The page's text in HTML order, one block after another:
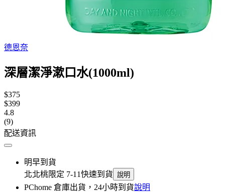
德恩奈
深層潔淨漱口水(1000ml)
$375
$399
4.8
(9)
配送資訊
明早到貨
北北桃限定 7-11快速到貨 說明
PChome 倉庫出貨，24小時到貨說明